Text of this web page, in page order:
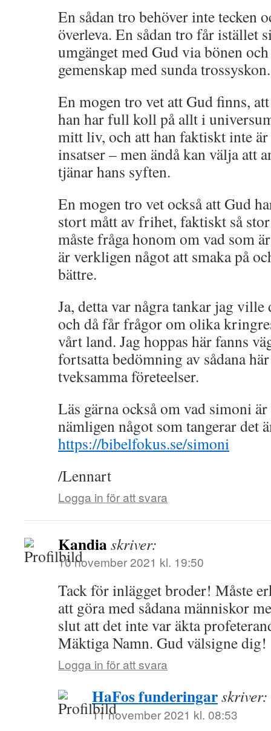
En sådan tro behöver inte tecken
överleva. En sådan tro får istället
umgänget med Gud via bönen
gemenskap med sunda trossyskon.
En mogen tro vet att Gud finns,
han har full koll på allt i
mitt liv, och att han faktiskt inte är
insatser – men ändå kan välja att
tjänar hans syften.
En mogen tro vet också att Gud
stort mått av frihet, faktiskt så
måste fråga honom om vad som
är verkligen något att smaka på
bättre.
Ja, detta var några tankar jag ville
och då får frågor om olika
vårt land. Jag hoppas här fanns
fortsatta bedömning av sådana
tveksamma företeelser.
Läs gärna också om vad simoni
nämligen något som tangerar det
https://bibelfokus.se/simoni
/Lennart
Logga in för att svara
Kandiaskriver:
10 november 2021 kl. 19:50
Tack för inlägget broder! Måste
att göra med sådana människor
slut att det inte var äkta
Mäktiga Namn. Gud välsigne dig!
Logga in för att svara
HaFos funderingarskriver:
11 november 2021 kl. 08:53